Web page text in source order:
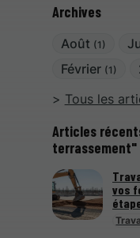
Archives
Août (1)
Février (1)
Tous les
Articles
terrassement"
vos